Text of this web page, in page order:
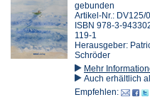
gebunden
Artikel-Nr.: DV125/
ISBN 978-3-
119-1
Herausgeber:
Schröder
Mehr
Auch erhältlich
Empfehlen: